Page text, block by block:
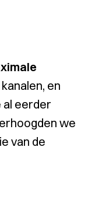
en
al eerder
we
van de